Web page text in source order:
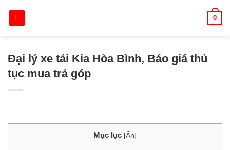
0
Đại lý xe tải Kia Hòa Bình, Báo giá thủ
tục mua trả góp
Mục lục [Ẩn]